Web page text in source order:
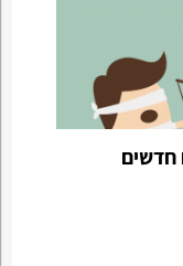
חדשים